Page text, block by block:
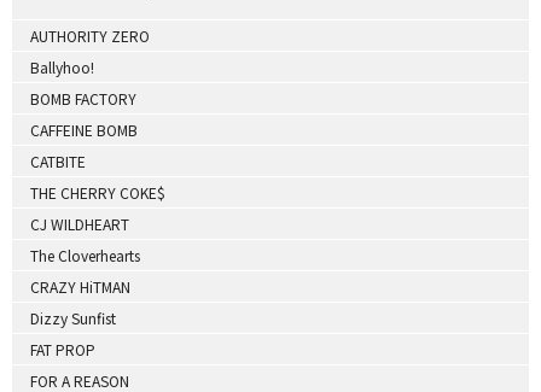
AUTHORITY ZERO
Ballyhoo!
BOMB FACTORY
CAFFEINE BOMB
CATBITE
THE CHERRY COKE$
CJ WILDHEART
The Cloverhearts
CRAZY HiTMAN
Dizzy Sunfist
FAT PROP
FOR A REASON